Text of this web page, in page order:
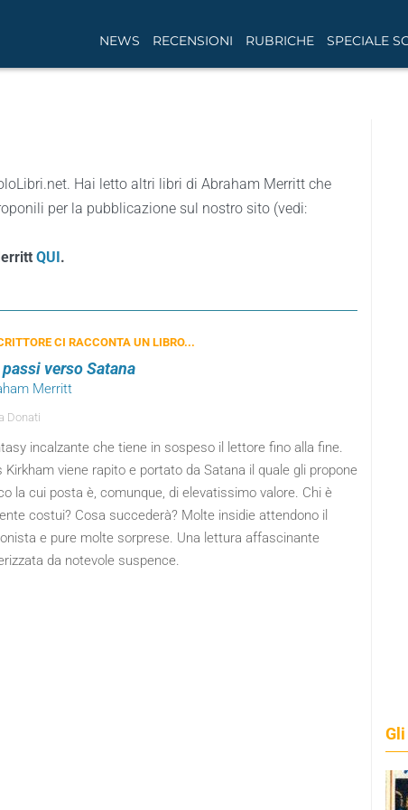
NEWS RECENSIONI RUBRICHE SPECIALE
Hai letto altri libri di Abraham Merritt che
per la pubblicazione sul nostro sito (vedi:
QUI.
CI RACCONTA UN LIBRO...
verso Satana
Merritt
Donati
incalzante che tiene in sospeso il lettore fino alla fine.
Kirkham viene rapito e portato da Satana il quale gli propone
la cui posta è, comunque, di elevatissimo valore. Chi è
costui? Cosa succederà? Molte insidie attendono il
e pure molte sorprese. Una lettura affascinante
da notevole suspence.